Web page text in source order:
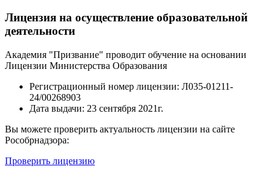
Лицензия на осуществление образовательной
деятельности
Академия "Призвание" проводит обучение на основании
Лицензии Министерства Образования
Регистрационный номер лицензии: Л035-01211-
24/00268903
Дата выдачи: 23 сентября 2021г.
Вы можете проверить актуальность лицензии на сайте
Рособрнадзора:
Проверить лицензию